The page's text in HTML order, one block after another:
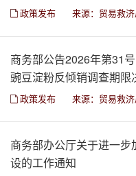
政策发布 来源：贸易救
商务部公告2026年第31
豌豆淀粉反倾销调查期限
政策发布 来源：贸易救
商务部办公厅关于进一
设的工作通知